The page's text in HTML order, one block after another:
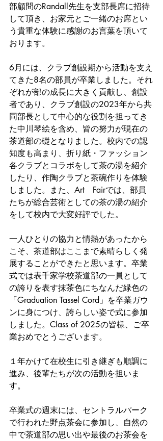
部顧問のRandall先生を支部長席に招待
して頂き、お家元とご一緒のお席とい
う貴重な体験に感謝のお言葉を頂いて
おります。
6月には、クラブ創設期から活動を支え
てきた8名の部員が卒業しました。それ
ぞれが部の成長に大きく貢献し、創設
者であり、クラブ創設の2023年から共
同部長として中心的な役割を担ってき
た中川琴絵を含め、皆の努力が現在の
茶道部の礎となりました。校内での認
知度も高まり、折り紙・ファッション
各クラブとコラボをして茶の湯を紹介
したり、作陶クラブと茶碗作りを体験
しました。また、Art　Fairでは、部員
たちが総合芸術としての茶の湯の紹介
をして校内で大変好評でした。
一人ひとりの協力と情熱があったから
こそ、茶道部はここまで素晴らしく発
展することができたと思います。卒業
式では表千家学校茶道部の一員として
の誇りを表す抹茶色にちなんだ緑色の
「Graduation Tassel Cord」を卒業ガウ
ンに身につけ、誇らしい姿で式に参加
しました。Class of 2025の皆様、ご卒
業おめでとうございます。
１年かけて在校生に引き継ぎも順調に
進み、後輩たちが次の活動を担いま
す。
卒業式の週末には、セントラルパーク
で行われた野点茶会に参加し、自然の
中で茶道部の思い出や最後のお茶会を